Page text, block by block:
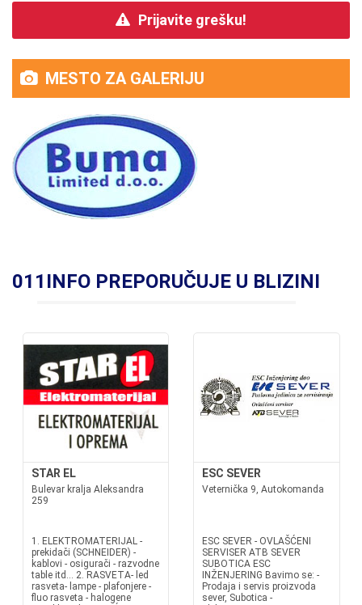
Prijavite grešku!
MESTO ZA GALERIJU
011INFO PREPORUČUJE U BLIZINI
STAR EL
Bulevar kralja Aleksandra
259
1. ELEKTROMATERIJAL -
prekidači (SCHNEIDER) -
kablovi - osigurači - razvodne
table itd... 2. RASVETA- led
rasveta- lampe - plafonjere -
fluo rasveta - halogene
ESC SEVER
Veternička 9, Autokomanda
ESC SEVER - OVLAŠĆENI
SERVISER ATB SEVER
SUBOTICA ESC
INŽENJERING Bavimo se: -
Prodaja i servis proizvoda
sever, Subotica -